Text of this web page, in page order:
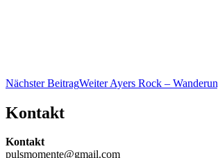
Nächster BeitragWeiter Ayers Rock –
Kontakt
Kontakt
pulsmomente@gmail.com